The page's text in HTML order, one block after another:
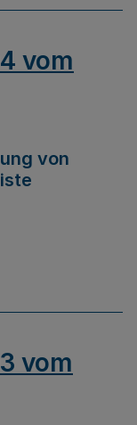
vom
von
vom